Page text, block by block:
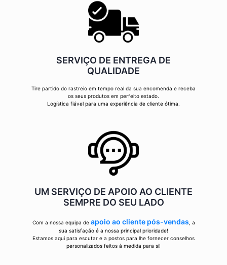
SERVIÇO DE ENTREGA DE
QUALIDADE
Tire partido do rastreio em tempo real da sua encomenda e receba
os seus produtos em perfeito estado.
Logística fiável para uma experiência de cliente ótima.
UM SERVIÇO DE APOIO AO CLIENTE
SEMPRE DO SEU LADO
Com a nossa equipa de apoio ao cliente pós-vendas , a
sua satisfação é a nossa principal prioridade!
Estamos aqui para escutar e a postos para lhe fornecer conselhos
personalizados feitos à medida para si!